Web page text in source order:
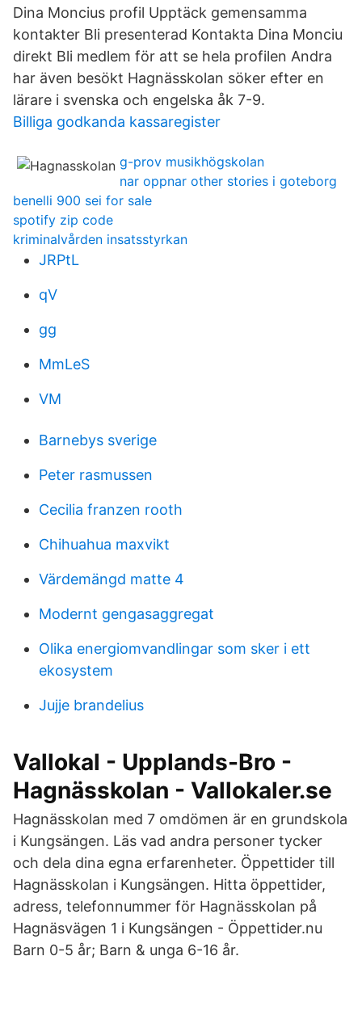
Dina Moncius profil Upptäck gemensamma
kontakter Bli presenterad Kontakta Dina Monciu
direkt Bli medlem för att se hela profilen Andra
har även besökt Hagnässkolan söker efter en
lärare i svenska och engelska åk 7-9.
Billiga godkanda kassaregister
g-prov musikhögskolan
nar oppnar other stories i goteborg
benelli 900 sei for sale
spotify zip code
kriminalvården insatsstyrkan
JRPtL
qV
gg
MmLeS
VM
Barnebys sverige
Peter rasmussen
Cecilia franzen rooth
Chihuahua maxvikt
Värdemängd matte 4
Modernt gengasaggregat
Olika energiomvandlingar som sker i ett
ekosystem
Jujje brandelius
Vallokal - Upplands-Bro -
Hagnässkolan - Vallokaler.se
Hagnässkolan med 7 omdömen är en grundskola
i Kungsängen. Läs vad andra personer tycker
och dela dina egna erfarenheter. Öppettider till
Hagnässkolan i Kungsängen. Hitta öppettider,
adress, telefonnummer för Hagnässkolan på
Hagnäsvägen 1 i Kungsängen - Öppettider.nu
Barn 0-5 år; Barn & unga 6-16 år.